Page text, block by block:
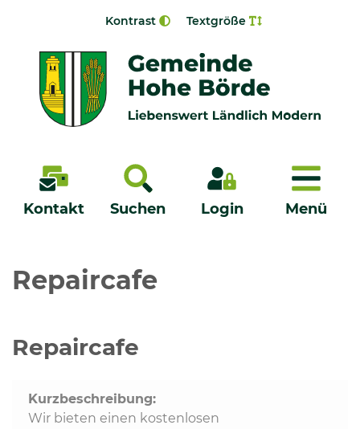
Kontrast Textgröße
Kontakt Suchen Login Menü
Menü
Neuigkeiten
Kommunalpolitik
Repaircafe
Repaircafe
Kurzbeschreibung:
Wir bieten einen kostenlosen